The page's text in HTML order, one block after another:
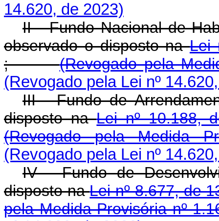
14.620, de 2023)
II - Fundo Nacional de
observado o disposto naLei
;(Revogado pela
(Revogado pela Lei nº
III - Fundo de
disposto naLei nº 10.188,
(Revogado pela Medida
(Revogado pela Lei nº
IV - Fundo de
disposto naLei nº 8.677, de
pela Medida Provisória nº